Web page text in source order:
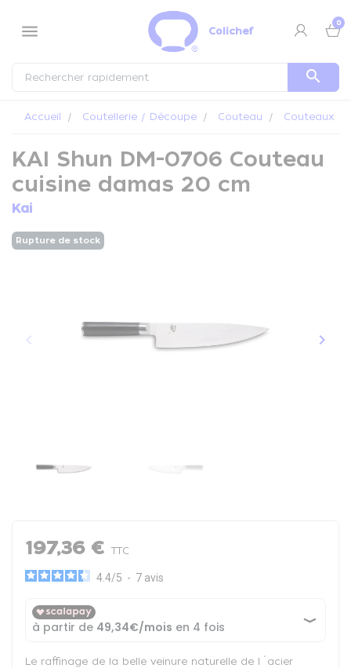
menu Colichef
0
search
Accueil Coutellerie / Découpe Couteau Couteaux
KAI Shun DM-0706 Couteau
cuisine damas 20 cm
Kai
Rupture de stock
Précédent
keyboard_arrow_left keyboard_arrow_right
197,36 € TTC
4.4/5 - 7 avis
Le raffinage de la belle veinure naturelle de l´acier